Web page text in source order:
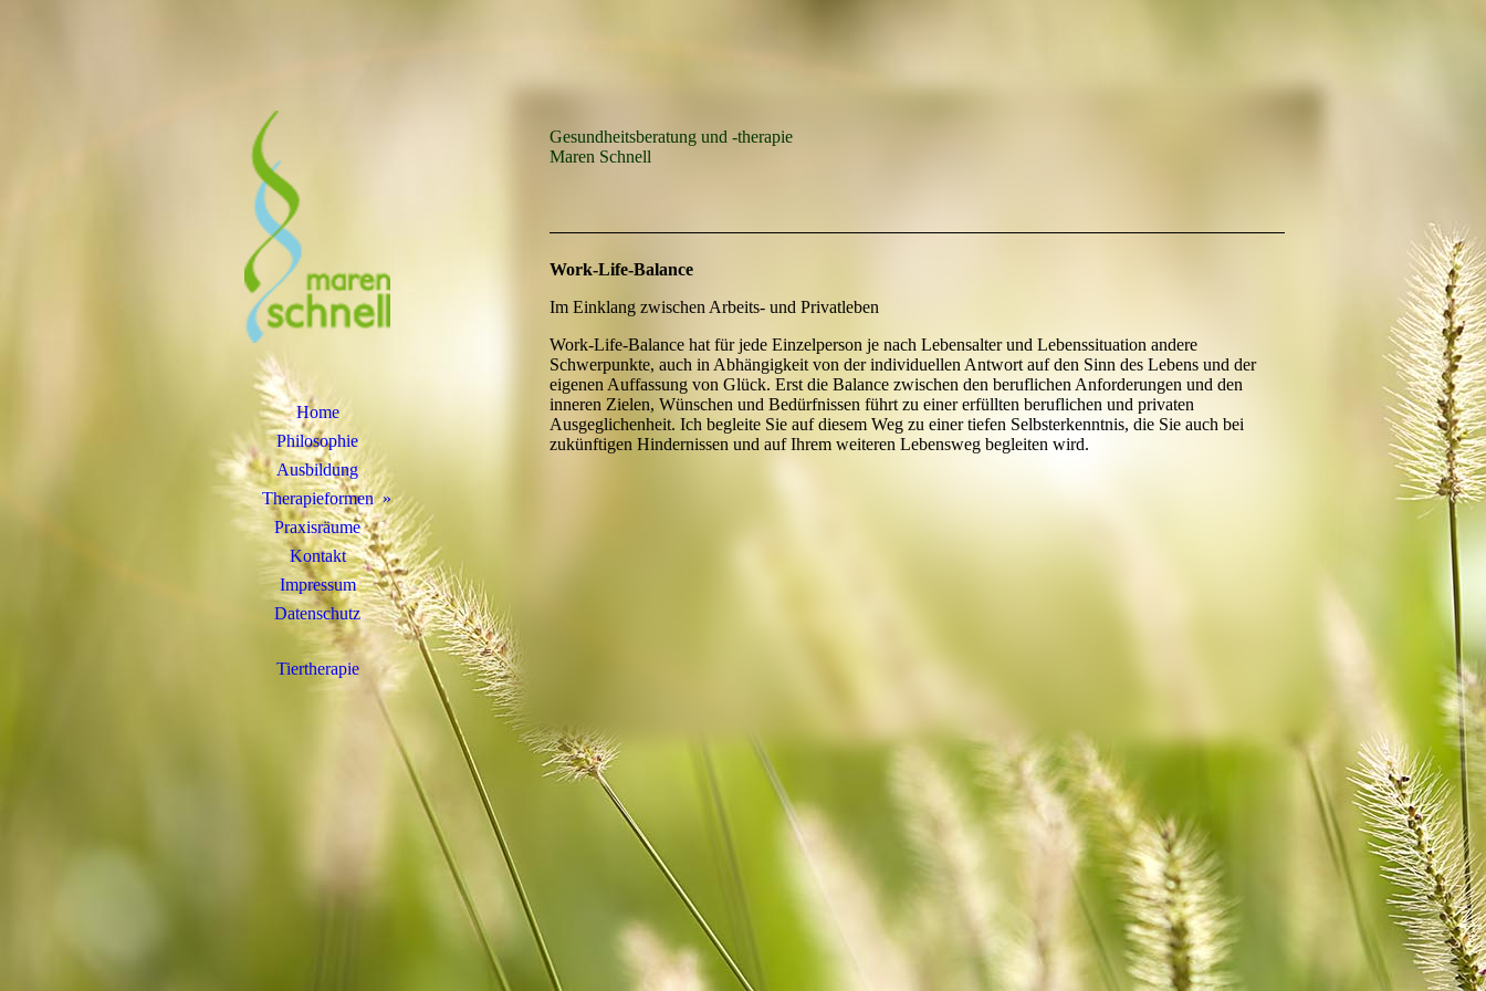
Home
Philosophie
Ausbildung
Therapieformen
Praxisräume
Kontakt
Impressum
Datenschutz
Tiertherapie
Gesundheitsberatung und -therapie
Maren Schnell
Work-Life-Balance
Im Einklang zwischen Arbeits- und Privatleben
Work-Life-Balance hat für jede Einzelperson je nach Lebensalter und Lebenssituation andere
Schwerpunkte, auch in Abhängigkeit von der individuellen Antwort auf den Sinn des Lebens und der
eigenen Auffassung von Glück. Erst die Balance zwischen den beruflichen Anforderungen und den
inneren Zielen, Wünschen und Bedürfnissen führt zu einer erfüllten beruflichen und privaten
Ausgeglichenheit. Ich begleite Sie auf diesem Weg zu einer tiefen Selbsterkenntnis, die Sie auch bei
zukünftigen Hindernissen und auf Ihrem weiteren Lebensweg begleiten wird.